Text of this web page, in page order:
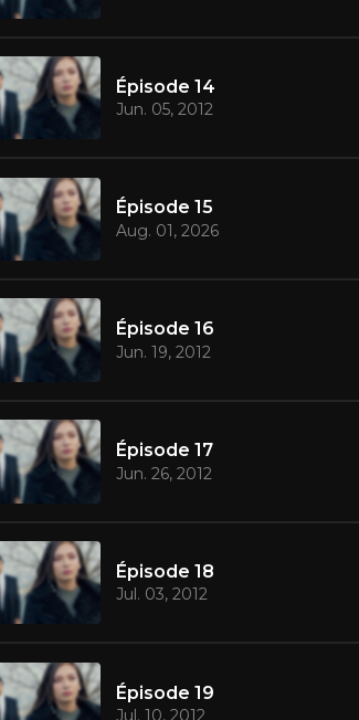
Épisode 14
Jun. 05, 2012
Épisode 15
Aug. 01, 2026
Épisode 16
Jun. 19, 2012
Épisode 17
Jun. 26, 2012
Épisode 18
Jul. 03, 2012
Épisode 19
Jul. 10, 2012